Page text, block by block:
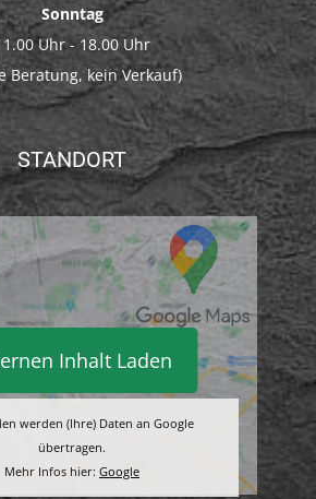
Sonntag
Uhr - 18.00 Uhr
Beratung, kein Verkauf)
STANDORT
Inhalt Laden
werden (Ihre) Daten an Google
übertragen.
Mehr Infos hier: Google